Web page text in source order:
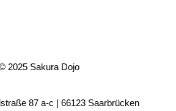
2025 Sakura Dojo
87 a-c | 66123 Saarbrücken